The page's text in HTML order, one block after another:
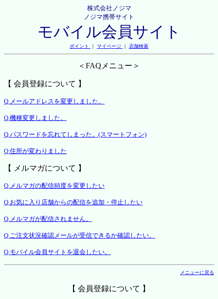
株式会社ノジマ
ノジマ携帯サイト
モバイル会員サイト
ポイント ｜ マイページ ｜ 店舗検索
＜FAQメニュー＞
【 会員登録について 】
Q.メールアドレスを変更しました。
Q.機種変更しました。
Q.パスワードを忘れてしまった。(スマートフォン)
Q.住所が変わりました
【 メルマガについて 】
Q.メルマガの配信頻度を変更したい
Q.お気に入り店舗からの配信を追加・停止したい
Q.メルマガが配信されません。
Q.ご注文状況確認メールが受信できるか確認したい。
Q.モバイル会員サイトを退会したい。
メニューに戻る
【 会員登録について 】